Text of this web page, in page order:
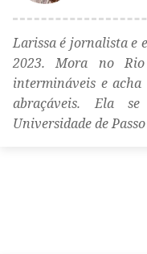
Larissa é jornalista e
2023. Mora no
intermináveis e acha
abraçáveis. Ela
Universidade de